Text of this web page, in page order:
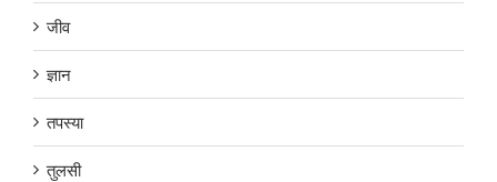
जीव
ज्ञान
तपस्या
तुलसी